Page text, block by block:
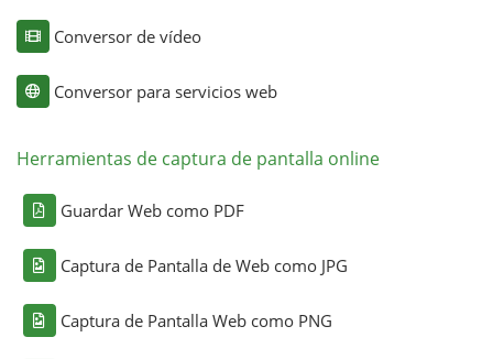
Conversor de vídeo
Conversor para servicios web
Herramientas de captura de pantalla online
Guardar Web como PDF
Captura de Pantalla de Web como JPG
Captura de Pantalla Web como PNG